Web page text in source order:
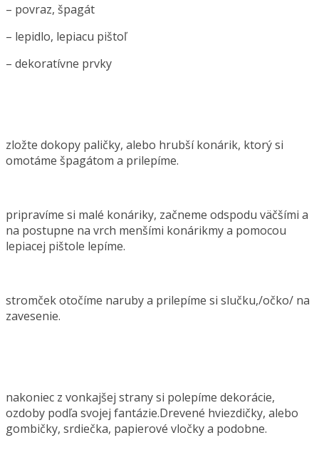
– povraz, špagát
– lepidlo, lepiacu pištoľ
– dekoratívne prvky
zložte dokopy paličky, alebo hrubší konárik, ktorý si
omotáme špagátom a prilepíme.
pripravíme si malé konáriky, začneme odspodu väčšími a
na postupne na vrch menšími konárikmy a pomocou
lepiacej pištole lepíme.
stromček otočíme naruby a prilepíme si slučku,/očko/ na
zavesenie.
nakoniec z vonkajšej strany si polepíme dekorácie,
ozdoby podľa svojej fantázie.Drevené hviezdičky, alebo
gombičky, srdiečka, papierové vločky a podobne.